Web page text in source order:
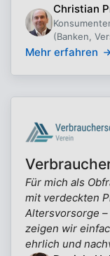
Christian
(Banken,
Mehr erfahren
Für mich als
mit verdeckten
Altersvorsorge
zeigen wir
ehrlich und